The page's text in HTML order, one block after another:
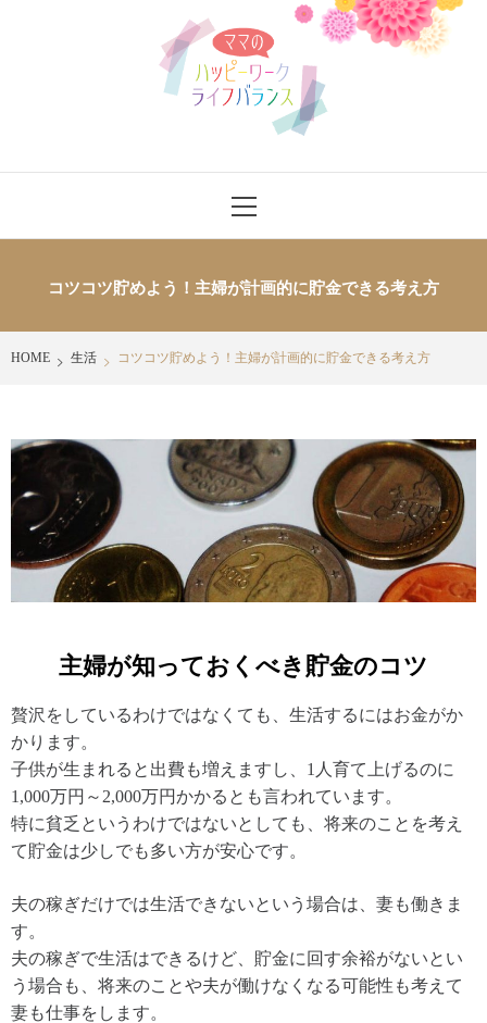
ママのハッ
ピーワーク
ライフバラ
Menu
コツコツ貯めよう！主婦が計画的に貯金できる考え方
HOME 生活 コツコツ貯めよう！主婦が計画的に貯金できる考え方
主婦が知っておくべき貯金のコツ
贅沢をしているわけではなくても、生活するにはお金がか
かります。
子供が生まれると出費も増えますし、1人育て上げるのに
1,000万円～2,000万円かかるとも言われています。
特に貧乏というわけではないとしても、将来のことを考え
て貯金は少しでも多い方が安心です。
夫の稼ぎだけでは生活できないという場合は、妻も働きま
す。
夫の稼ぎで生活はできるけど、貯金に回す余裕がないとい
う場合も、将来のことや夫が働けなくなる可能性も考えて
妻も仕事をします。